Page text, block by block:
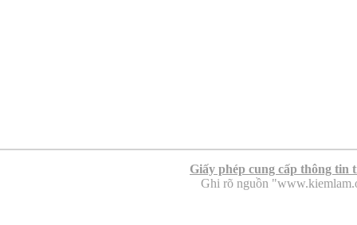
Giấy phép cung cấp thông tin
Ghi rõ nguồn